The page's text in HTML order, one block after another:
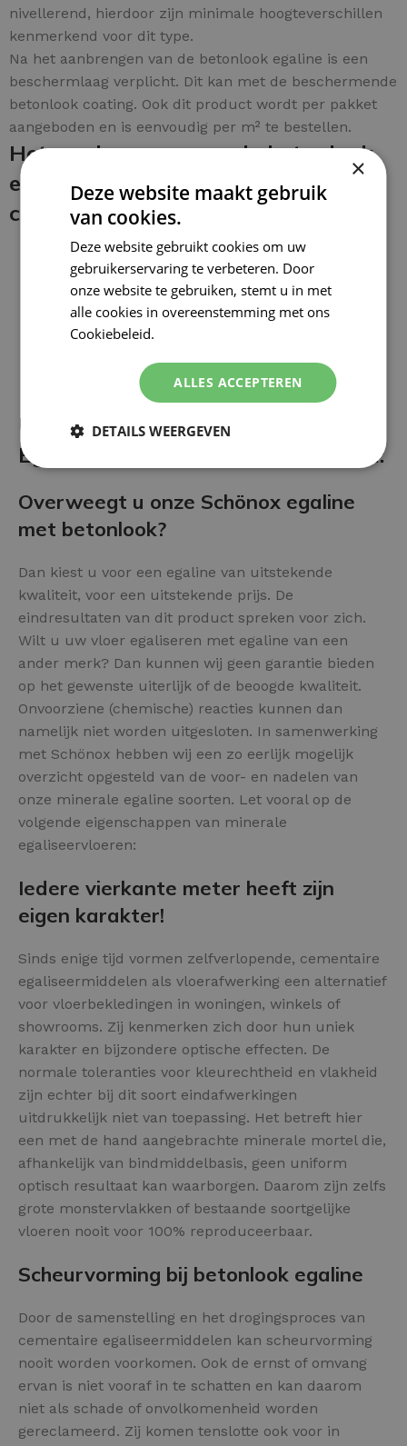
nivellerend, hierdoor zijn minimale hoogteverschillen
kenmerkend voor dit type.
Na het aanbrengen van de betonlook egaline is een
beschermlaag verplicht. Dit kan met de beschermende
betonlook coating. Ook dit product wordt per pakket
aangeboden en is eenvoudig per m² te bestellen.
Het aanbrengen van de betonlook
egaline en de beschermende
coating:
Uw vloer afwerken met Betonlook
Egaline? Diverse voor- en nadelen:
Overweegt u onze Schönox egaline
met betonlook?
Dan kiest u voor een egaline van uitstekende
kwaliteit, voor een uitstekende prijs. De
eindresultaten van dit product spreken voor zich.
Wilt u uw vloer egaliseren met egaline van een
ander merk? Dan kunnen wij geen garantie bieden
op het gewenste uiterlijk of de beoogde kwaliteit.
Onvoorziene (chemische) reacties kunnen dan
namelijk niet worden uitgesloten. In samenwerking
met Schönox hebben wij een zo eerlijk mogelijk
overzicht opgesteld van de voor- en nadelen van
onze minerale egaline soorten. Let vooral op de
volgende eigenschappen van minerale
egaliseervloeren:
Iedere vierkante meter heeft zijn
eigen karakter!
Sinds enige tijd vormen zelfverlopende, cementaire
egaliseermiddelen als vloerafwerking een alternatief
voor vloerbekledingen in woningen, winkels of
showrooms. Zij kenmerken zich door hun uniek
karakter en bijzondere optische effecten. De
normale toleranties voor kleurechtheid en vlakheid
zijn echter bij dit soort eindafwerkingen
uitdrukkelijk niet van toepassing. Het betreft hier
een met de hand aangebrachte minerale mortel die,
afhankelijk van bindmiddelbasis, geen uniform
optisch resultaat kan waarborgen. Daarom zijn zelfs
grote monstervlakken of bestaande soortgelijke
vloeren nooit voor 100% reproduceerbaar.
Scheurvorming bij betonlook egaline
Door de samenstelling en het drogingsproces van
cementaire egaliseermiddelen kan scheurvorming
nooit worden voorkomen. Ook de ernst of omvang
ervan is niet vooraf in te schatten en kan daarom
niet als schade of onvolkomenheid worden
gereclameerd. Zij komen tenslotte ook voor in
×
Deze website maakt gebruik
van cookies.
Deze website gebruikt cookies om uw
gebruikerservaring te verbeteren. Door
onze website te gebruiken, stemt u in met
alle cookies in overeenstemming met ons
Cookiebeleid.
ALLES ACCEPTEREN
DETAILS WEERGEVEN